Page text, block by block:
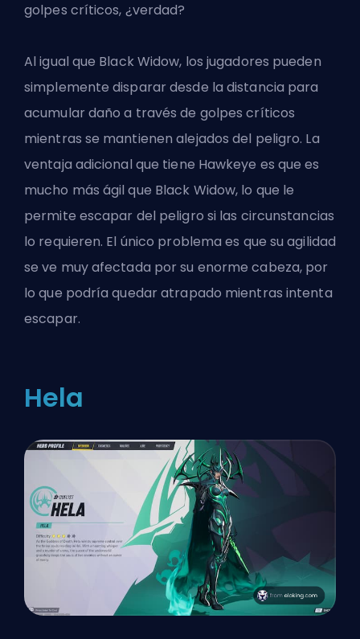
golpes críticos, ¿verdad?
Al igual que Black Widow, los jugadores pueden
simplemente disparar desde la distancia para
acumular daño a través de golpes críticos
mientras se mantienen alejados del peligro. La
ventaja adicional que tiene Hawkeye es que es
mucho más ágil que Black Widow, lo que le
permite escapar del peligro si las circunstancias
lo requieren. El único problema es que su agilidad
se ve muy afectada por su enorme cabeza, por
lo que podría quedar atrapado mientras intenta
escapar.
Hela